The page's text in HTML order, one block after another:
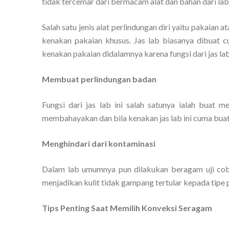
Salah satu jenis alat perlindungan diri yaitu pakaian
kenakan pakaian khusus. Jas lab biasanya dibuat
kenakan pakaian didalamnya karena fungsi dari jas
Membuat perlindungan badan
Fungsi dari jas lab ini salah satunya ialah buat
membahayakan dan bila kenakan jas lab ini cuma
Menghindari dari kontaminasi
Dalam lab umumnya pun dilakukan beragam uji
menjadikan kulit tidak gampang tertular kepada tipe
Tips Penting Saat Memilih Konveksi Seragam